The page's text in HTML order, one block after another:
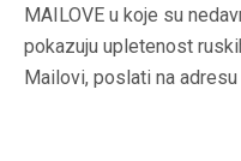
MAILOVE u koje su
pokazuju upletenost
Mailovi, poslati na